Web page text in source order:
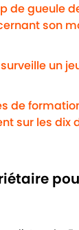
de gueule
son
surveille un
de
sur les dix